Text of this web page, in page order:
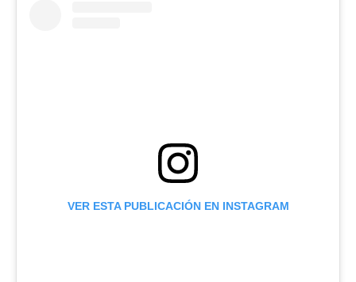
VER ESTA PUBLICACIÓN EN INSTAGRAM